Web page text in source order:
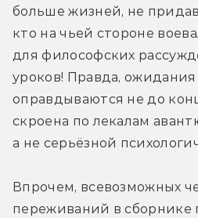
больше жизней, не
кто на чьей стороне
для философских
уроков! Правда,
оправдываются не до
скроена по лекалам
а не серьёзной
Впрочем, всевозможных
переживаний в сборнике